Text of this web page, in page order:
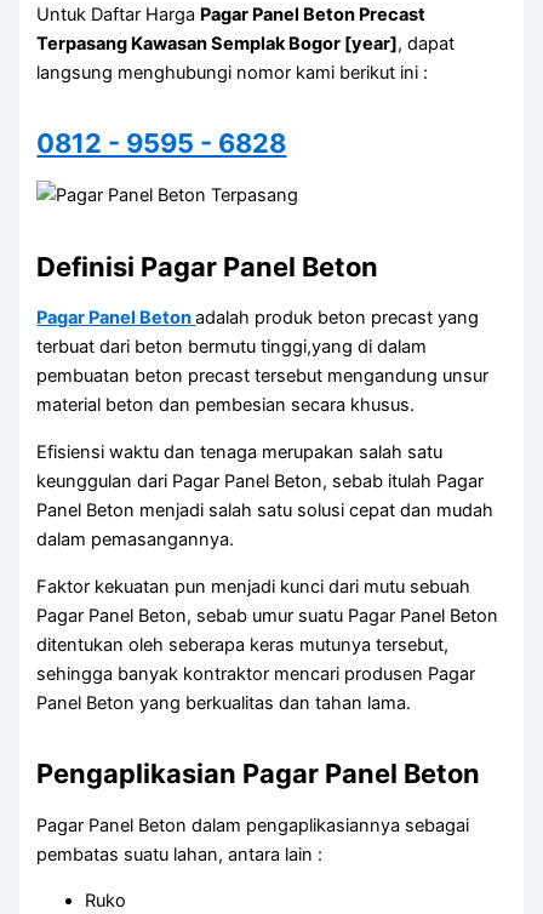
Untuk Daftar Harga Pagar Panel Beton Precast
Terpasang Kawasan Semplak Bogor [year], dapat
langsung menghubungi nomor kami berikut ini :
0812 - 9595 - 6828
Definisi Pagar Panel Beton
Pagar Panel Betonadalah produk beton precast yang
terbuat dari beton bermutu tinggi,yang di dalam
pembuatan beton precast tersebut mengandung unsur
material beton dan pembesian secara khusus.
Efisiensi waktu dan tenaga merupakan salah satu
keunggulan dari Pagar Panel Beton, sebab itulah Pagar
Panel Beton menjadi salah satu solusi cepat dan mudah
dalam pemasangannya.
Faktor kekuatan pun menjadi kunci dari mutu sebuah
Pagar Panel Beton, sebab umur suatu Pagar Panel Beton
ditentukan oleh seberapa keras mutunya tersebut,
sehingga banyak kontraktor mencari produsen Pagar
Panel Beton yang berkualitas dan tahan lama.
Pengaplikasian Pagar Panel Beton
Pagar Panel Beton dalam pengaplikasiannya sebagai
pembatas suatu lahan, antara lain :
Ruko